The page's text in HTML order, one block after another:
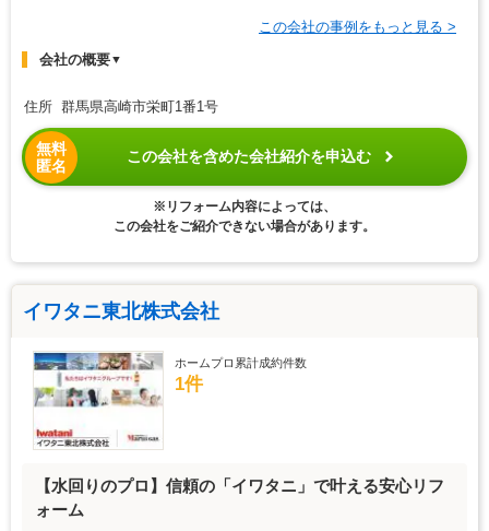
この会社の事例をもっと見る >
会社の概要▼
住所 群馬県高崎市栄町1番1号
無料
匿名
この会社を含めた会社紹介を申込む
※リフォーム内容によっては、
この会社をご紹介できない場合があります。
イワタニ東北株式会社
ホームプロ累計成約件数
1件
【水回りのプロ】信頼の「イワタニ」で叶える安心リフ
ォーム